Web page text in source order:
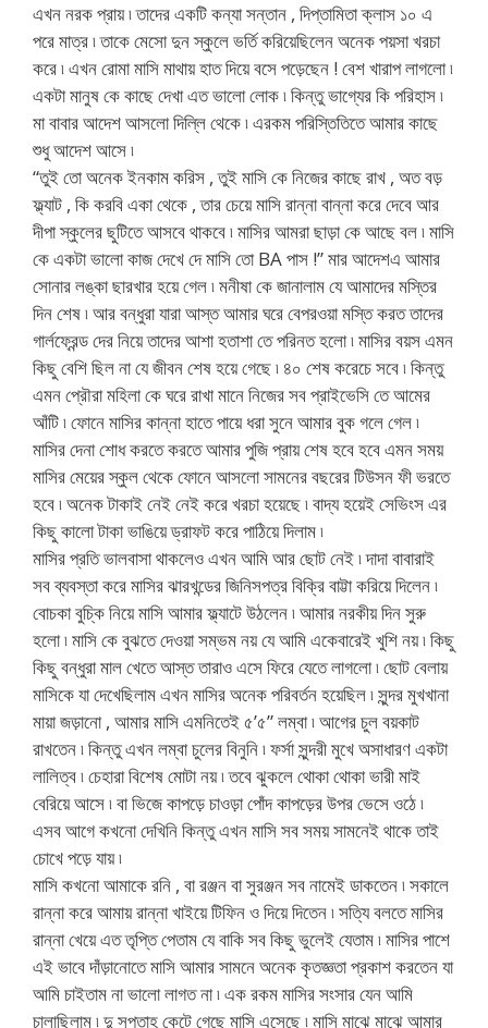
এখন নরক প্রায় ৷ তাদের একটি কন্যা সন্তান , দিপ্তামিতা ক্লাস ১০ এ
পরে মাত্র ৷ তাকে মেসো দুন স্কুলে ভর্তি করিয়েছিলেন অনেক পয়সা খরচা
করে ৷ এখন রোমা মাসি মাথায় হাত দিয়ে বসে পড়েছেন ! বেশ খারাপ লাগলো ৷
একটা মানুষ কে কাছে দেখা এত ভালো লোক ৷ কিন্তু ভাগ্যের কি পরিহাস ৷
মা বাবার আদেশ আসলো দিল্লি থেকে ৷ এরকম পরিস্তিতিতে আমার কাছে
শুধু আদেশ আসে ৷
“তুই তো অনেক ইনকাম করিস , তুই মাসি কে নিজের কাছে রাখ , অত বড়
ফ্ল্যাট , কি করবি একা থেকে , তার চেয়ে মাসি রান্না বান্না করে দেবে আর
দীপা স্কুলের ছুটিতে আসবে থাকবে ৷ মাসির আমরা ছাড়া কে আছে বল ৷ মাসি
কে একটা ভালো কাজ দেখে দে মাসি তো BA পাস !” মার আদেশএ আমার
সোনার লঙ্কা ছারখার হয়ে গেল ৷ মনীষা কে জানালাম যে আমাদের মস্তির
দিন শেষ ৷ আর বন্ধুরা যারা আস্ত আমার ঘরে বেপরওয়া মস্তি করত তাদের
গার্লফ্রেন্ড দের নিয়ে তাদের আশা হতাশা তে পরিনত হলো ৷ মাসির বয়স এমন
কিছু বেশি ছিল না যে জীবন শেষ হয়ে গেছে ৷ ৪০ শেষ করেচে সবে ৷ কিন্তু
এমন প্রৌরা মহিলা কে ঘরে রাখা মানে নিজের সব প্রাইভেসি তে আমের
আঁটি ৷ ফোনে মাসির কান্না হাতে পায়ে ধরা সুনে আমার বুক গলে গেল ৷
মাসির দেনা শোধ করতে করতে আমার পুজি প্রায় শেষ হবে হবে এমন সময়
মাসির মেয়ের স্কুল থেকে ফোনে আসলো সামনের বছরের টিউসন ফী ভরতে
হবে ৷ অনেক টাকাই নেই নেই করে খরচা হয়েছে ৷ বাদ্য হয়েই সেভিংস এর
কিছু কালো টাকা ভাঙিয়ে ড্রাফট করে পাঠিয়ে দিলাম ৷
মাসির প্রতি ভালবাসা থাকলেও এখন আমি আর ছোট নেই ৷ দাদা বাবারাই
সব ব্যবস্তা করে মাসির ঝারখন্ডের জিনিসপত্র বিক্রি বাট্টা করিয়ে দিলেন ৷
বোচকা বুচ্কি নিয়ে মাসি আমার ফ্ল্যাটে উঠলেন ৷ আমার নরকীয় দিন সুরু
হলো ৷ মাসি কে বুঝতে দেওয়া সম্ভম নয় যে আমি একেবারেই খুশি নয় ৷ কিছু
কিছু বন্ধুরা মাল খেতে আস্ত তারাও এসে ফিরে যেতে লাগলো ৷ ছোট বেলায়
মাসিকে যা দেখেছিলাম এখন মাসির অনেক পরিবর্তন হয়েছিল ৷ সুন্দর মুখখানা
মায়া জড়ানো , আমার মাসি এমনিতেই ৫’৫” লম্বা ৷ আগের চুল বয়কাট
রাখতেন ৷ কিন্তু এখন লম্বা চুলের বিনুনি ৷ ফর্সা সুন্দরী মুখে অসাধারণ একটা
লালিত্ব ৷ চেহারা বিশেষ মোটা নয় ৷ তবে ঝুকলে থোকা থোকা ভারী মাই
বেরিয়ে আসে ৷ বা ভিজে কাপড়ে চাওড়া পোঁদ কাপড়ের উপর ভেসে ওঠে ৷
এসব আগে কখনো দেখিনি কিন্তু এখন মাসি সব সময় সামনেই থাকে তাই
চোখে পড়ে যায় ৷
মাসি কখনো আমাকে রনি , বা রঞ্জন বা সুরঞ্জন সব নামেই ডাকতেন ৷ সকালে
রান্না করে আমায় রান্না খাইয়ে টিফিন ও দিয়ে দিতেন ৷ সত্যি বলতে মাসির
রান্না খেয়ে এত তৃপ্তি পেতাম যে বাকি সব কিছু ভুলেই যেতাম ৷ মাসির পাশে
এই ভাবে দাঁড়ানোতে মাসি আমার সামনে অনেক কৃতজ্ঞতা প্রকাশ করতেন যা
আমি চাইতাম না ভালো লাগত না ৷ এক রকম মাসির সংসার যেন আমি
চালাছিলাম ৷ দু সপ্তাহ কেটে গেছে মাসি এসেছে ৷ মাসি মাঝে মাঝে আমার